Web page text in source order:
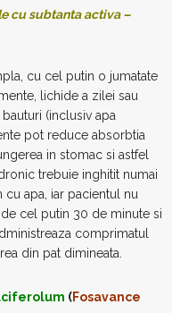
cu subtanta activa –
cu cel putin o jumatate
lichide a zilei sau
(inclusiv apa
pot reduce absorbtia
in stomac si astfel
trebuie inghitit numai
apa, iar pacientul nu
cel putin 30 de minute si
comprimatul
din pat dimineata.
(Fosavance